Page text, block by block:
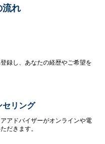
流れ
録し、あなたの経歴やご希望を
セリング
アドバイザーがオンラインや電
だきます。